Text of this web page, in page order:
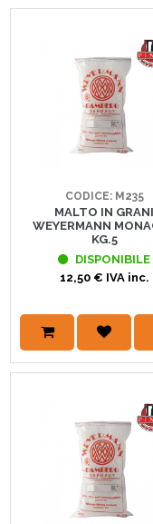
CODICE: M235
MALTO IN GRANI
WEYERMANN
KG.5
DISPONIBILE
12,50 € IVA inc.